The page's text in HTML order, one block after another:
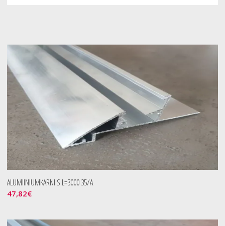
ALUMIINIUMKARNIIS L=3000 35/A
47,82€